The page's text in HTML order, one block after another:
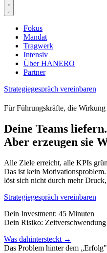
Fokus
Mandat
Tragwerk
Intensiv
Über HANERO
Partner
Strategiegespräch vereinbaren
Für Führungskräfte, die
Deine Teams liefern.
Aber erzeugen sie
Alle Ziele erreicht, alle KPIs
Das ist kein
löst sich nicht durch mehr
Strategiegespräch vereinbaren
Dein Investment: 45 Minuten
Dein Risiko: Zeitverschwendung
Was dahintersteckt →
Das Problem hinter dem „Erfolg"